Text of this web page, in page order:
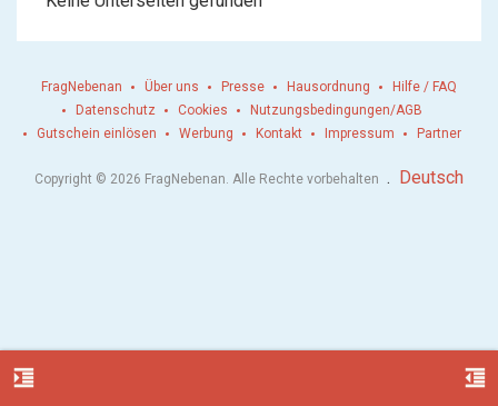
format_indent_increase format_indent_decrease
FragNebenan Über uns Presse Hausordnung
Hilfe / FAQ
Datenschutz
Cookies
Nutzungsbedingungen/AGB
Gutschein einlösen
Werbung Kontakt Impressum Partner
Copyright © 2026 FragNebenan. Alle Rechte vorbehalten . Deutsch